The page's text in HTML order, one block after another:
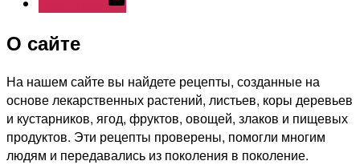
О сайте
На нашем сайте вы найдете рецепты, созданные на
основе лекарственных растений, листьев, коры деревьев
и кустарников, ягод, фруктов, овощей, злаков и пищевых
продуктов. Эти рецепты проверены, помогли многим
людям и передавались из поколения в поколение.